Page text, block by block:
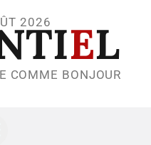
2026 EL
COMME BONJOUR